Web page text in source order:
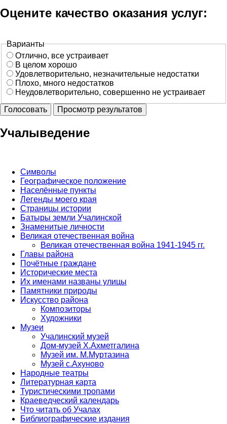
Оцените качество оказания услуг:
Варианты
Отлично, все устраивает
В целом хорошо
Удовлетворительно, незначительные недостатки
Плохо, много недостатков
Неудовлетворительно, совершенно не устраивает
Учалыведение
Символы
Географическое положение
Населённые пункты
Легенды моего края
Страницы истории
Батыры земли Учалинской
Знаменитые личности
Великая отечественная война
Великая отечественная война 1941-1945 гг.
Главы района
Почётные граждане
Исторические места
Их именами названы улицы
Памятники природы
Искусство района
Композиторы
Художники
Музеи
Учалинский музей
Дом-музей Х.Ахметгалина
Музей им. М.Муртазина
Музей с.Ахуново
Народные театры
Литературная карта
Туристическими тропами
Краеведческий календарь
Что читать об Учалах
Библиографические издания